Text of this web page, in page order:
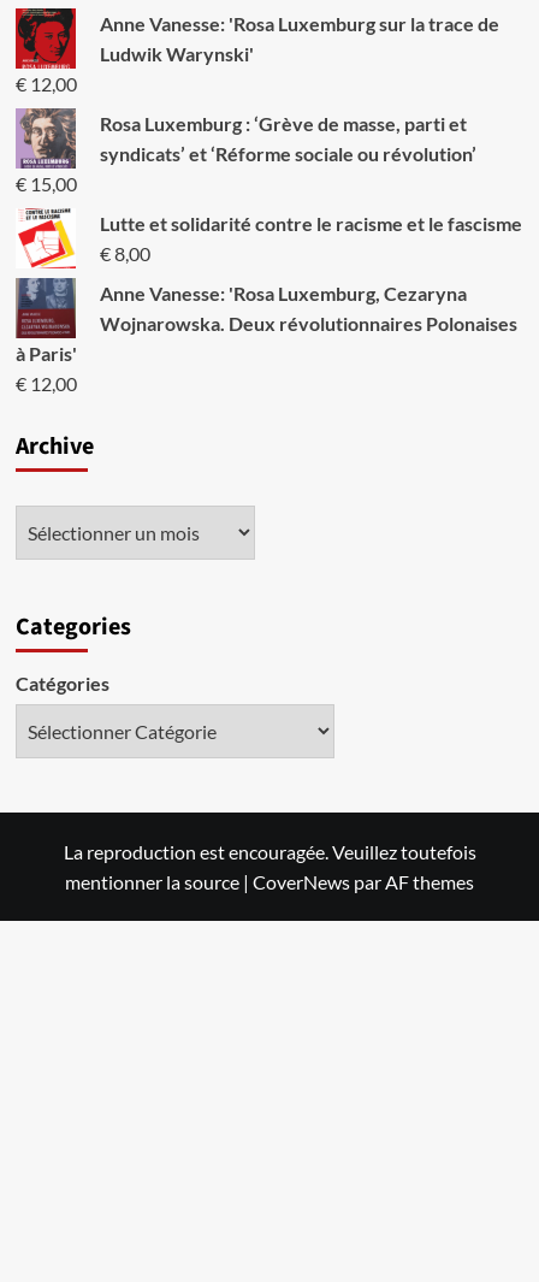
Anne Vanesse: 'Rosa Luxemburg sur la trace de
Ludwik Warynski'
€12,00
Rosa Luxemburg : ‘Grève de masse, parti et
syndicats’ et ‘Réforme sociale ou révolution’
€15,00
Lutte et solidarité contre le racisme et le fascisme
€8,00
Anne Vanesse: 'Rosa Luxemburg, Cezaryna
Wojnarowska. Deux révolutionnaires Polonaises
à Paris'
€12,00
Archive
Categories
Catégories
La reproduction est encouragée. Veuillez toutefois
mentionner la source | CoverNews par AF themes